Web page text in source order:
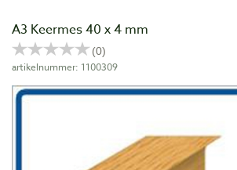
A3 Keermes 40 x 4 mm
artikelnummer: 1100309